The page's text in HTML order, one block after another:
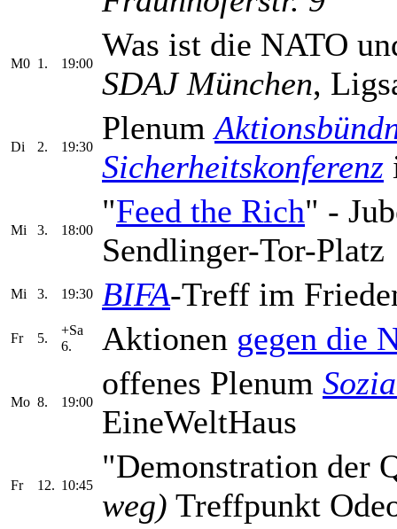
M0 1. 19:00
Was ist die NATO
SDAJ München,
Di 2. 19:30
Plenum
Sicherheitskonferenz
Mi 3. 18:00
"Feed the Rich" -
Sendlinger-Tor-Platz
Mi 3. 19:30 BIFA-Treff im
Fr 5.
+Sa
6.
Aktionen gegen die
Mo 8. 19:00
offenes Plenum
EineWeltHaus
Fr 12. 10:45
"Demonstration der
weg) Treffpunkt